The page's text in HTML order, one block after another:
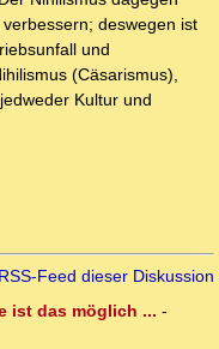
deswegen ist
und
(Cäsarismus),
Kultur und
RSS-Feed dieser Diskussion
ist das möglich ... -